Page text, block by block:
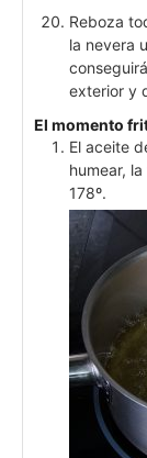
Reboza
la nevera
exterior y
El momento
El aceite
humear,
178º.